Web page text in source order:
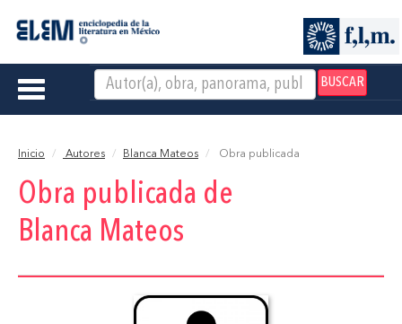
BUSCAR
Toggle
Inicio Autores Blanca Mateos Obra publicada
Obra publicada de
Blanca Mateos